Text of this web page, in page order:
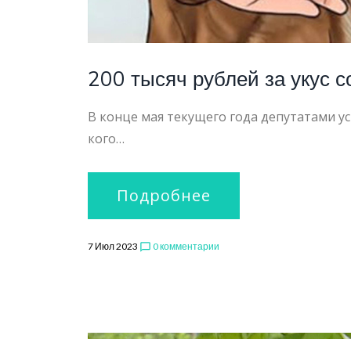
200 тысяч рублей за укус
В конце мая текущего года депутатами
кого…
Подробнее
7 Июл 2023 chat_bubble_outline 0 комментарии